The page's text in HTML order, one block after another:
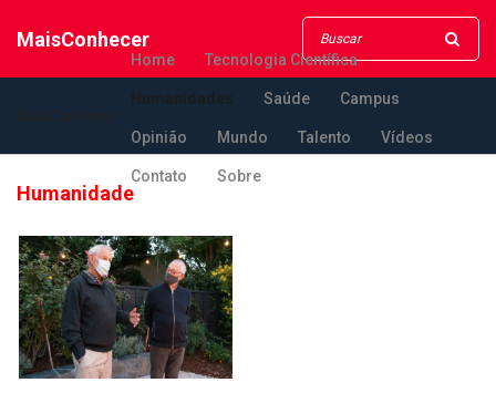
MaisConhecer
Home Tecnologia Científica
Humanidades Saúde Campus
Opinião Mundo Talento Vídeos
Contato Sobre
Humanidade